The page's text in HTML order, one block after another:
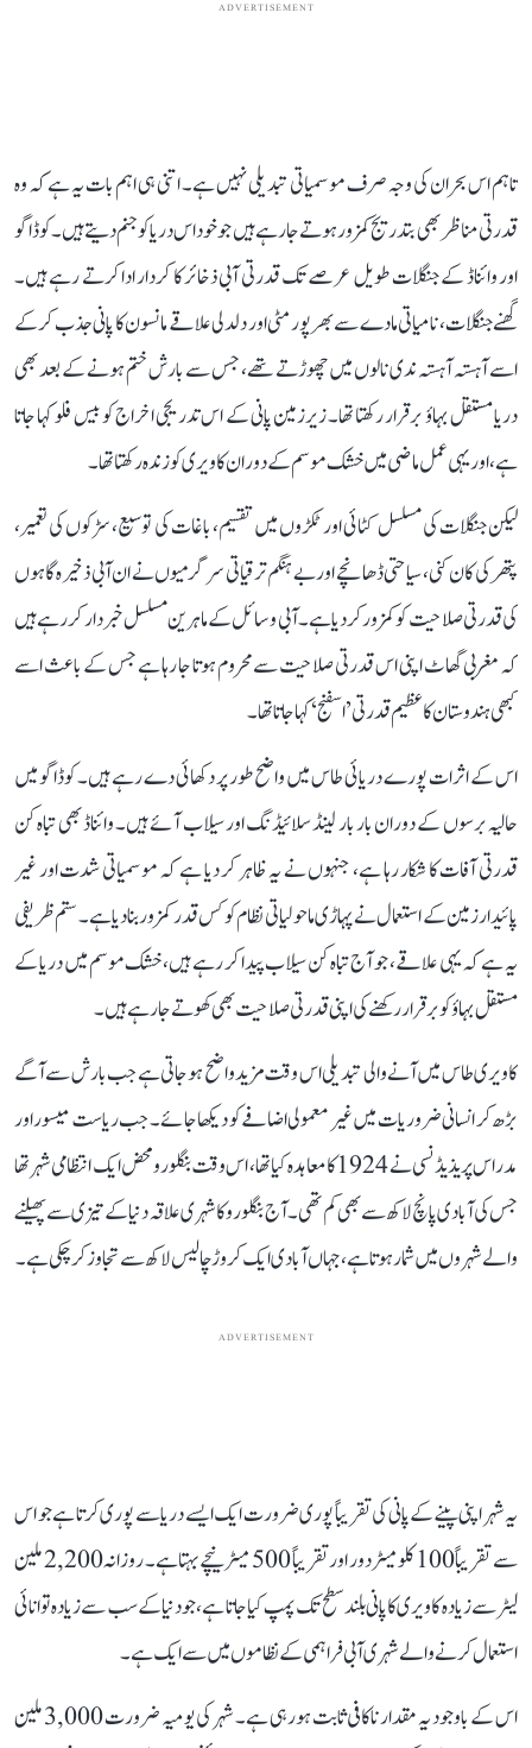
ADVERTISEMENT
تاہم اس بحران کی وجہ صرف موسمیاتی تبدیلی نہیں ہے۔ اتنی ہی اہم بات یہ ہے کہ وہ
قدرتی مناظر بھی بتدریج کمزور ہوتے جا رہے ہیں جو خود اس دریا کو جنم دیتے ہیں۔ کوڈاگو
اور وائناڈ کے جنگلات طویل عرصے تک قدرتی آبی ذخائر کا کردار ادا کرتے رہے ہیں۔
گھنے جنگلات، نامیاتی مادے سے بھرپور مٹی اور دلدلی علاقے مانسون کا پانی جذب کر کے
اسے آہستہ آہستہ ندی نالوں میں چھوڑتے تھے، جس سے بارش ختم ہونے کے بعد بھی
دریا مستقل بہاؤ برقرار رکھتا تھا۔ زیرزمین پانی کے اس تدریجی اخراج کو بیس فلو کہا جاتا
ہے، اور یہی عمل ماضی میں خشک موسم کے دوران کاویری کو زندہ رکھتا تھا۔
لیکن جنگلات کی مسلسل کٹائی اور ٹکڑوں میں تقسیم، باغات کی توسیع، سڑکوں کی تعمیر،
پتھر کی کان کنی، سیاحتی ڈھانچے اور بے ہنگم ترقیاتی سرگرمیوں نے ان آبی ذخیرہ گاہوں
کی قدرتی صلاحیت کو کمزور کر دیا ہے۔ آبی وسائل کے ماہرین مسلسل خبردار کر رہے ہیں
کہ مغربی گھاٹ اپنی اس قدرتی صلاحیت سے محروم ہوتا جا رہا ہے جس کے باعث اسے
کبھی ہندوستان کا عظیم قدرتی ’اسفنج‘ کہا جاتا تھا۔
اس کے اثرات پورے دریائی طاس میں واضح طور پر دکھائی دے رہے ہیں۔ کوڈاگو میں
حالیہ برسوں کے دوران بار بار لینڈ سلائیڈنگ اور سیلاب آئے ہیں۔ وائناڈ بھی تباہ کن
قدرتی آفات کا شکار رہا ہے، جنہوں نے یہ ظاہر کر دیا ہے کہ موسمیاتی شدت اور غیر
پائیدار زمین کے استعمال نے پہاڑی ماحولیاتی نظام کو کس قدر کمزور بنا دیا ہے۔ ستم ظریفی
یہ ہے کہ یہی علاقے، جو آج تباہ کن سیلاب پیدا کر رہے ہیں، خشک موسم میں دریا کے
مستقل بہاؤ کو برقرار رکھنے کی اپنی قدرتی صلاحیت بھی کھوتے جا رہے ہیں۔
کاویری طاس میں آنے والی تبدیلی اس وقت مزید واضح ہو جاتی ہے جب بارش سے آگے
بڑھ کر انسانی ضروریات میں غیر معمولی اضافے کو دیکھا جائے۔ جب ریاست میسور اور
مدراس پریذیڈنسی نے 1924 کا معاہدہ کیا تھا، اس وقت بنگلورو محض ایک انتظامی شہر تھا
جس کی آبادی پانچ لاکھ سے بھی کم تھی۔ آج بنگلورو کا شہری علاقہ دنیا کے تیزی سے پھیلنے
والے شہروں میں شمار ہوتا ہے، جہاں آبادی ایک کروڑ چالیس لاکھ سے تجاوز کر چکی ہے۔
ADVERTISEMENT
یہ شہر اپنی پینے کے پانی کی تقریباً پوری ضرورت ایک ایسے دریا سے پوری کرتا ہے جو اس
سے تقریباً 100 کلومیٹر دور اور تقریباً 500 میٹر نیچے بہتا ہے۔ روزانہ 2,200 ملین
لیٹر سے زیادہ کاویری کا پانی بلند سطح تک پمپ کیا جاتا ہے، جو دنیا کے سب سے زیادہ توانائی
استعمال کرنے والے شہری آبی فراہمی کے نظاموں میں سے ایک ہے۔
اس کے باوجود یہ مقدار ناکافی ثابت ہو رہی ہے۔ شہر کی یومیہ ضرورت 3,000 ملین